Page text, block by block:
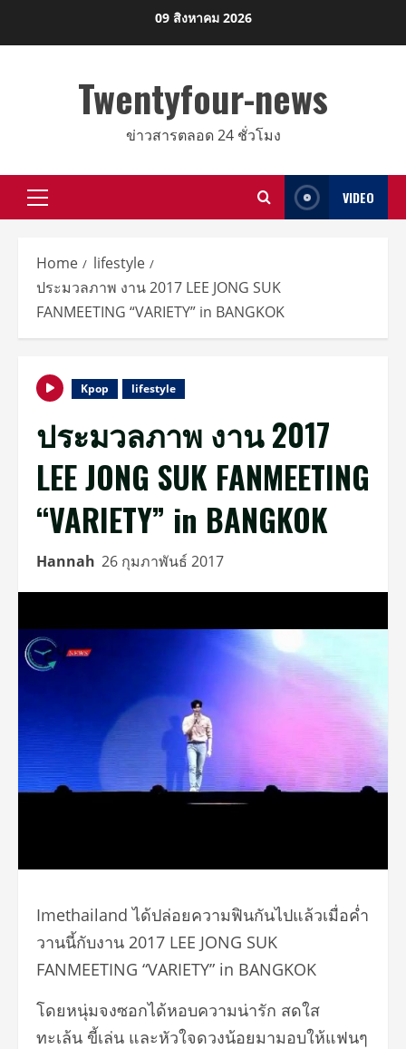
09 สิงหาคม 2026
Twentyfour-news
ข่าวสารตลอด 24 ชั่วโมง
Primary
VIDEO
Home
lifestyle
ประมวลภาพ งาน 2017 LEE JONG SUK
FANMEETING “VARIETY” in BANGKOK
Kpop lifestyle
ประมวลภาพ งาน 2017
LEE JONG SUK FANMEETING
“VARIETY” in BANGKOK
Hannah 26 กุมภาพันธ์ 2017
Imethailand ได้ปล่อยความฟินกันไปแล้วเมื่อค่ำ
วานนี้กับงาน 2017 LEE JONG SUK
FANMEETING “VARIETY” in BANGKOK
โดยหนุ่มจงซอกได้หอบความน่ารัก สดใส
ทะเล้น ขี้เล่น และหัวใจดวงน้อยมามอบให้แฟนๆ